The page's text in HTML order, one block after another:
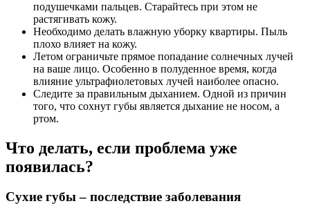
подушечками пальцев. Старайтесь при этом не
растягивать кожу.
Необходимо делать влажную уборку квартиры. Пыль
плохо влияет на кожу.
Летом ограничьте прямое попадание солнечных лучей
на ваше лицо. Особенно в полуденное время, когда
влияние ультрафиолетовых лучей наиболее опасно.
Следите за правильным дыханием. Одной из причин
того, что сохнут губы является дыхание не носом, а
ртом.
Что делать, если проблема уже
появилась?
Сухие губы – последствие заболевания